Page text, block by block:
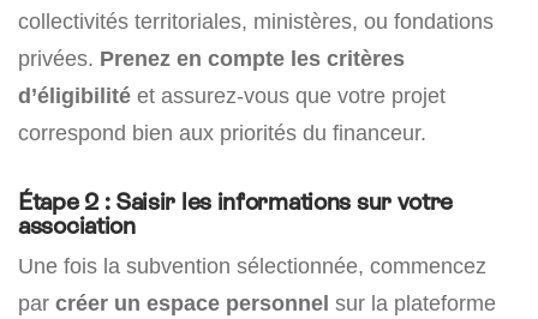
collectivités territoriales, ministères, ou fondations
privées. Prenez en compte les critères
d’éligibilité et assurez-vous que votre projet
correspond bien aux priorités du financeur.
Étape 2 : Saisir les informations sur votre
association
Une fois la subvention sélectionnée, commencez
par créer un espace personnel sur la plateforme